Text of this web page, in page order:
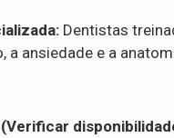
Dentistas
a ansiedade e a
(Verificar